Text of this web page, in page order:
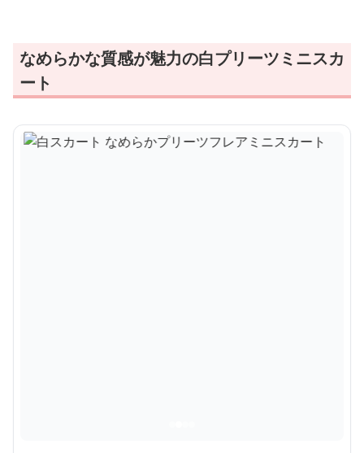
なめらかな質感が魅力の白プリーツミニスカ
ート